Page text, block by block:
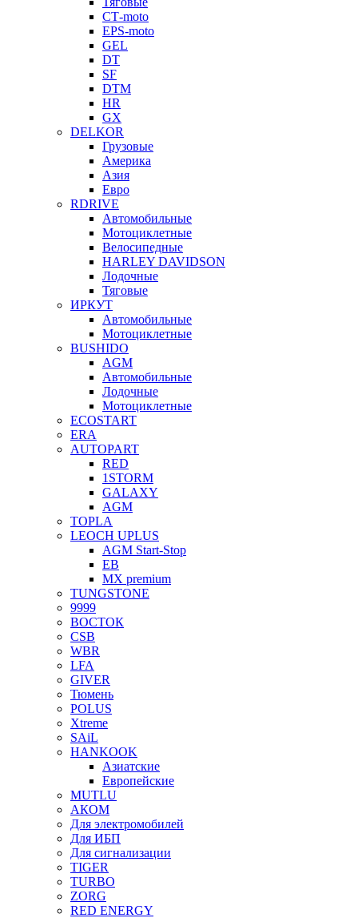
СТ-moto
EPS-moto
GEL
DT
SF
DTM
HR
GX
DELKOR
Грузовые
Америка
Азия
Евро
RDRIVE
Автомобильные
Мотоциклетные
Велосипедные
HARLEY DAVIDSON
Лодочные
Тяговые
ИРКУТ
Автомобильные
Мотоциклетные
BUSHIDO
AGM
Автомобильные
Лодочные
Мотоциклетные
ECOSTART
ERA
AUTOPART
RED
1STORM
GALAXY
AGM
TOPLA
LEOCH UPLUS
AGM Start-Stop
EB
MX premium
TUNGSTONE
9999
ВОСТОК
CSB
WBR
LFA
GIVER
Тюмень
POLUS
Xtreme
SAiL
HANKOOK
Азиатские
Европейские
MUTLU
АКОМ
Для электромобилей
Для ИБП
Для сигнализации
TIGER
TURBO
ZORG
RED ENERGY